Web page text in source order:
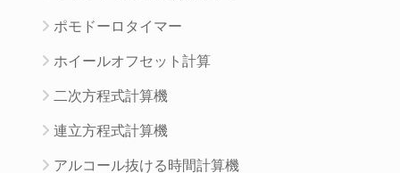
ポモドーロタイマー
ホイールオフセット計算
二次方程式計算機
連立方程式計算機
アルコール抜ける時間計算機